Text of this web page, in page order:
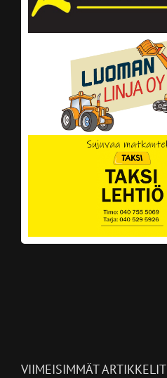
VIIMEISIMMÄT ARTIKKELIT